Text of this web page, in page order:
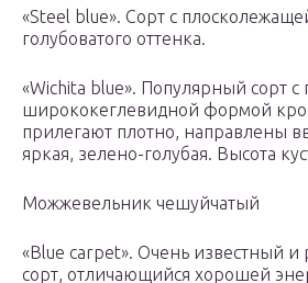
«Steel blue». Сорт с
голубоватого оттенка.
«Wichita blue». Популярный сорт с
ширококеглевидной формой
прилегают плотно, направлены
яркая, зелено-голубая. Высота
Можжевельник чешуйчатый
«Blue carpet». Очень известный и
сорт, отличающийся хорошей